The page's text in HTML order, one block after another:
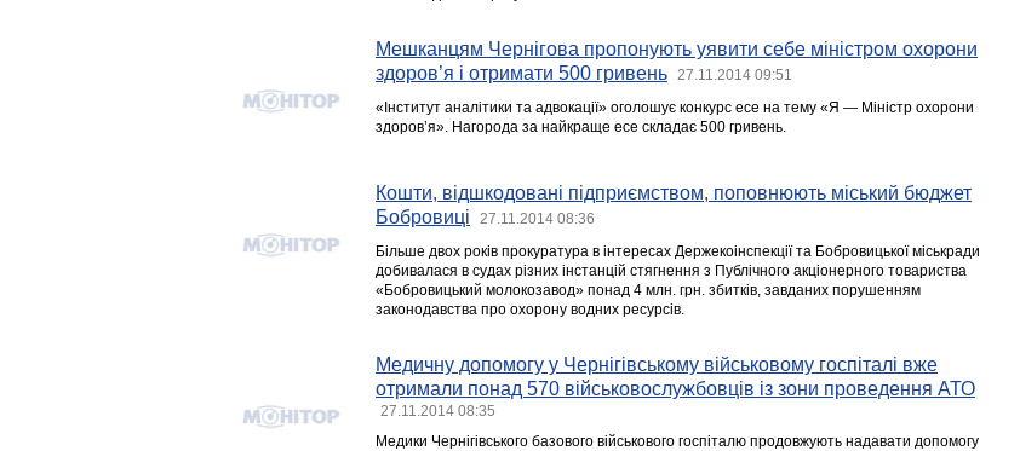
Мешканцям Чернігова пропонують уявити себе міністром охорони
здоров’я і отримати 500 гривень
27.11.2014 09:51
«Інститут аналітики та адвокації» оголошує конкурс есе на тему «Я — Міністр охорони
здоров’я». Нагорода за найкраще есе складає 500 гривень.
Кошти, відшкодовані підприємством, поповнюють міський бюджет
Бобровиці
27.11.2014 08:36
Більше двох років прокуратура в інтересах Держекоінспекції та Бобровицької міськради
добивалася в судах різних інстанцій стягнення з Публічного акціонерного товариства
«Бобровицький молокозавод» понад 4 млн. грн. збитків, завданих порушенням
законодавства про охорону водних ресурсів.
Медичну допомогу у Чернігівському військовому госпіталі вже
отримали понад 570 військовослужбовців із зони проведення АТО
27.11.2014 08:35
Медики Чернігівського базового військового госпіталю продовжують надавати допомогу